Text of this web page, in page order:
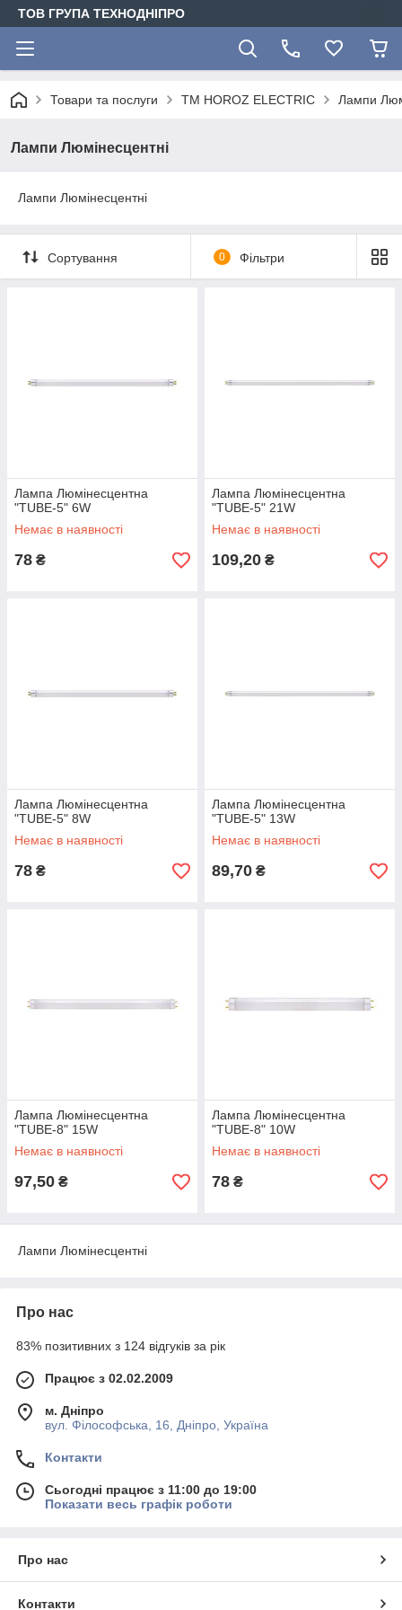
ТОВ ГРУПА ТЕХНОДНІПРО
Товари та послуги ТМ HOROZ ELECTRIC Лампи
Лампи Люмінесцентні
Лампи Люмінесцентні
Сортування 0 Фільтри
Лампа Люмінесцентна
"TUBE-5" 6W
Немає в наявності
78 ₴
Лампа Люмінесцентна
"TUBE-5" 21W
Немає в наявності
109,20 ₴
Лампа Люмінесцентна
"TUBE-5" 8W
Немає в наявності
78 ₴
Лампа Люмінесцентна
"TUBE-5" 13W
Немає в наявності
89,70 ₴
Лампа Люмінесцентна
"TUBE-8" 15W
Немає в наявності
97,50 ₴
Лампа Люмінесцентна
"TUBE-8" 10W
Немає в наявності
78 ₴
Лампи Люмінесцентні
Про нас
83% позитивних з 124 відгуків за рік
Працює з 02.02.2009
м. Дніпро
вул. Філософська, 16, Дніпро, Україна
Контакти
Сьогодні працює з 11:00 до 19:00
Показати весь графік роботи
Про нас
Контакти